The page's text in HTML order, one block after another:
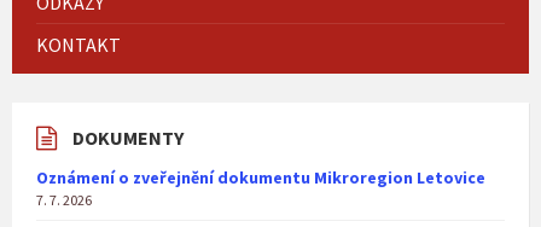
KONTAKT
DOKUMENTY
Oznámení o zveřejnění dokumentu Mikroregion Letovice
7. 7. 2026